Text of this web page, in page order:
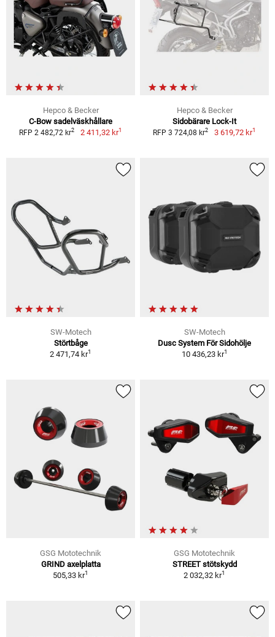
Hepco & Becker
C-Bow sadelväskhållare
RFP 2 482,72 kr2 2 411,32 kr1
Hepco & Becker
Sidobärare Lock-It
RFP 3 724,08 kr2 3 619,72 kr1
SW-Motech
Störtbåge
2 471,74 kr1
SW-Motech
Dusc System För Sidohölje
10 436,23 kr1
GSG Mototechnik
GRIND axelplatta
505,33 kr1
GSG Mototechnik
STREET stötskydd
2 032,32 kr1